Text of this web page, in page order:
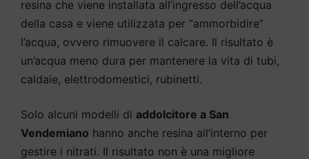
resina che viene installata all’ingresso dell’acqua
della casa e viene utilizzata per “ammorbidire”
l’acqua, ovvero rimuovere il calcare. Il risultato è
un’acqua meno dura per mantenere la vita di tubi,
caldaie, elettrodomestici, rubinetti.
Solo alcuni modelli di addolcitore a San
Vendemiano hanno anche resina all’interno per
gestire i nitrati. Il risultato non è una migliore